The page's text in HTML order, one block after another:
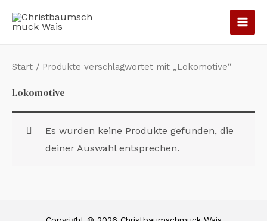
Inhalt
Start / Produkte verschlagwortet mit „Lokomotive“
Lokomotive
Es wurden keine Produkte gefunden, die
deiner Auswahl entsprechen.